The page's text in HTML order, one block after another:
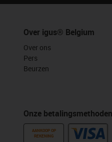
Over igus® Belgium
Over ons
Pers
Beurzen
Onze betalingsmethoden
AANKOOP OP
REKENING